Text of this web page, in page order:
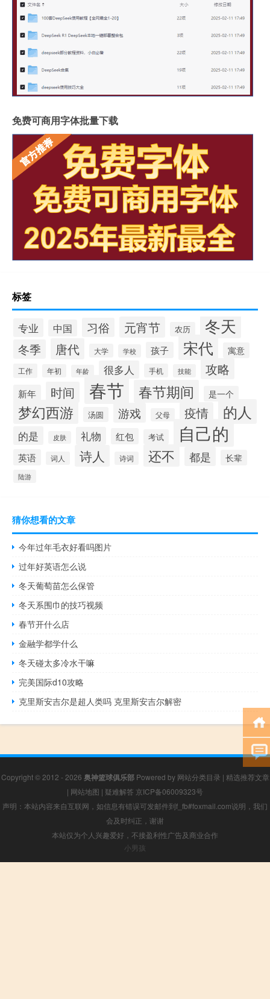
免费可商用字体批量下载
标签
专业 中国 习俗 元宵节 农历 冬天
冬季 唐代 大学 学校 孩子 宋代 寓意
工作 年初 年龄 很多人 手机 技能 攻略
新年 时间 春节 春节期间 是一个
梦幻西游 汤圆 游戏 父母 疫情 的人
的是 皮肤 礼物 红包 考试 自己的
英语 词人 诗人 诗词 还不 都是 长辈
陆游
猜你想看的文章
今年过年毛衣好看吗图片
过年好英语怎么说
冬天葡萄苗怎么保管
冬天系围巾的技巧视频
春节开什么店
金融学都学什么
冬天碰太多冷水干嘛
完美国际d10攻略
克里斯安吉尔是超人类吗 克里斯安吉尔解密
Copyright © 2012 - 2026 奥神篮球俱乐部Powered by 网站分类目录 | 精选推荐文章
| 网站地图 | 疑难解答 京ICP备06009323号
声明：本站内容来自互联网，如信息有错误可发邮件到f_fb#foxmail.com说明，我们
会及时纠正，谢谢
本站仅为个人兴趣爱好，不接盈利性广告及商业合作
小男孩